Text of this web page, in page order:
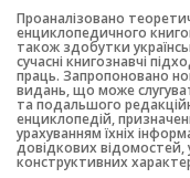
Проаналізовано
енциклопедичного
також здобутки
сучасні книгознавчі
праць. Запропоновано
видань, що може
та подальшого
енциклопедій,
урахуванням їхніх
довідкових відомостей,
конструктивних